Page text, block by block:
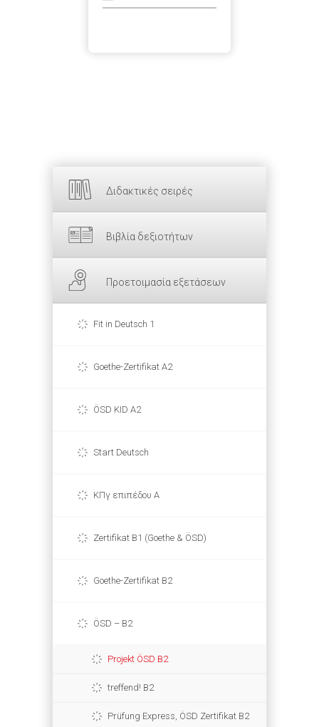
Διδακτικές σειρές
Βιβλία δεξιοτήτων
Προετοιμασία εξετάσεων
Fit in Deutsch 1
Goethe-Zertifikat A2
ÖSD KID A2
Start Deutsch
ΚΠγ επιπέδου Α
Zertifikat B1 (Goethe & ÖSD)
Goethe-Zertifikat B2
ÖSD – B2
Projekt ÖSD B2
treffend! B2
Prüfung Express, ÖSD Zertifikat B2